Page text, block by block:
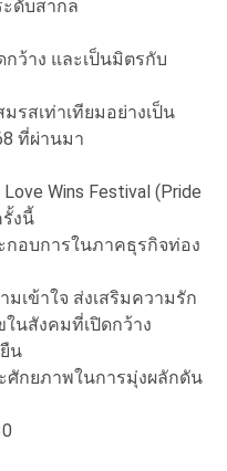
ดับสากล
ว้าง และเป็นมิตรกับ
รสเท่าเทียมอย่างเป็น
ที่ผ่านมา
Wins Festival (Pride
งนี้
กอบการในภาคธุรกิจท่อง
เข้าใจ ส่งเสริมความรัก
นสังคมที่เปิดกว้าง
น
ศักยภาพในการมุ่งผลักดัน